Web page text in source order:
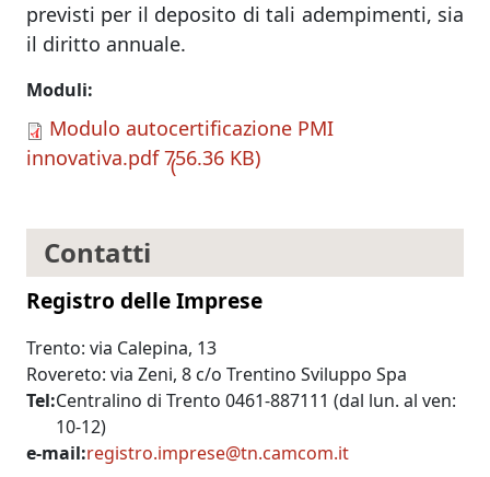
previsti per il deposito di tali adempimenti, sia
il diritto annuale.
Moduli
Modulo autocertificazione PMI
innovativa.pdf 756.36 KB
Contatti
Registro delle Imprese
Trento: via Calepina, 13
Rovereto: via Zeni, 8 c/o Trentino Sviluppo Spa
Tel Centralino di Trento 0461-887111 (dal lun. al ven:
10-12)
e-mail registro.imprese@tn.camcom.it